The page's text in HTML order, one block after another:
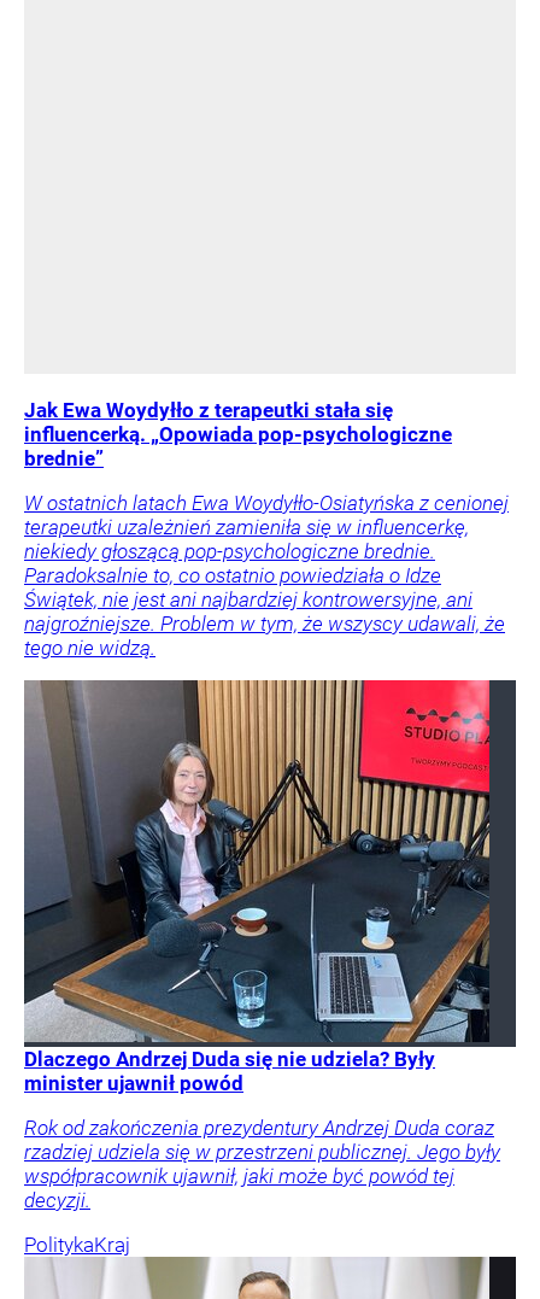
Jak Ewa Woydyłło z terapeutki stała się
influencerką. „Opowiada pop-psychologiczne
brednie”
W ostatnich latach Ewa Woydyłło-Osiatyńska z cenionej
terapeutki uzależnień zamieniła się w influencerkę,
niekiedy głoszącą pop-psychologiczne brednie.
Paradoksalnie to, co ostatnio powiedziała o Idze
Świątek, nie jest ani najbardziej kontrowersyjne, ani
najgroźniejsze. Problem w tym, że wszyscy udawali, że
tego nie widzą.
Dlaczego Andrzej Duda się nie udziela? Były
minister ujawnił powód
Rok od zakończenia prezydentury Andrzej Duda coraz
rzadziej udziela się w przestrzeni publicznej. Jego były
współpracownik ujawnił, jaki może być powód tej
decyzji.
PolitykaKraj